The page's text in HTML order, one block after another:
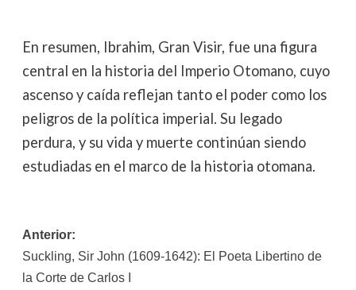
En resumen, Ibrahim, Gran Visir, fue una figura
central en la historia del Imperio Otomano, cuyo
ascenso y caída reflejan tanto el poder como los
peligros de la política imperial. Su legado
perdura, y su vida y muerte continúan siendo
estudiadas en el marco de la historia otomana.
Navegación
de
Anterior:
Suckling, Sir John (1609-1642): El Poeta Libertino de
la Corte de Carlos I